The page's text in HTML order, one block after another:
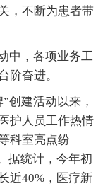
，不断为患者带
，各项业务工
阶奋进。
建活动以来，
护人员工作热情
科室亮点纷
据统计，今年初
近40%，医疗新